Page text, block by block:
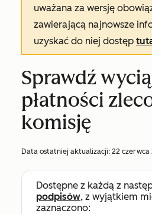
uważana za wersję
zawierającą najnowsze
uzyskać do niej dostęp
Sprawdź
płatności
komisję
Data ostatniej aktualizacji: 22 czerwca
Dostępne z każdą z
podpisów, z wyjątkiem
zaznaczono: